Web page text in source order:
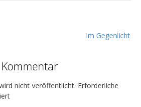
Im Gegenlicht
nicht veröffentlicht. Erforderliche